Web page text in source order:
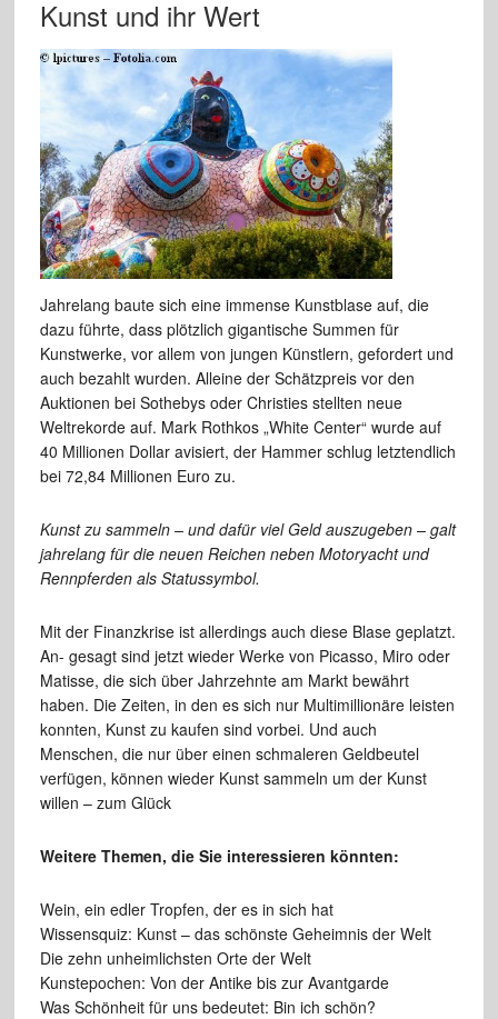
Kunst und ihr Wert
Jahrelang baute sich eine immense Kunstblase auf, die
dazu führte, dass plötzlich gigantische Summen für
Kunstwerke, vor allem von jungen Künstlern, gefordert und
auch bezahlt wurden. Alleine der Schätzpreis vor den
Auktionen bei Sothebys oder Christies stellten neue
Weltrekorde auf. Mark Rothkos „White Center“ wurde auf
40 Millionen Dollar avisiert, der Hammer schlug letztendlich
bei 72,84 Millio­nen Euro zu.
Kunst zu sammeln – und dafür viel Geld auszugeben – galt
jahrelang für die neuen Reichen neben Motor­yacht und
Rennpferden als Statussymbol.
Mit der Finanzkrise ist allerdings auch diese Blase geplatzt.
An- gesagt sind jetzt wieder Werke von Picasso, Miro oder
Matisse, die sich über Jahrzehnte am Markt bewährt
haben. Die Zeiten, in den es sich nur Multimillionäre leisten
konnten, Kunst zu kaufen sind vorbei. Und auch
Menschen, die nur über einen schmaleren Geldbeutel
verfügen, können wieder Kunst sammeln um der Kunst
willen – zum Glück
Weitere Themen, die Sie interessieren könnten:
Wein, ein edler Tropfen, der es in sich hat
Wissensquiz: Kunst – das schönste Geheimnis der Welt
Die zehn unheimlichsten Orte der Welt
Kunstepochen: Von der Antike bis zur Avantgarde
Was Schönheit für uns bedeutet: Bin ich schön?